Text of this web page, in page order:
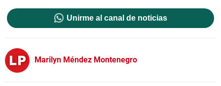
Unirme al canal de noticias
Marilyn Méndez Montenegro